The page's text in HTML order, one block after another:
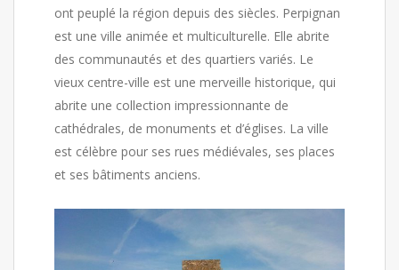
ont peuplé la région depuis des siècles. Perpignan
est une ville animée et multiculturelle. Elle abrite
des communautés et des quartiers variés. Le
vieux centre-ville est une merveille historique, qui
abrite une collection impressionnante de
cathédrales, de monuments et d’églises. La ville
est célèbre pour ses rues médiévales, ses places
et ses bâtiments anciens.